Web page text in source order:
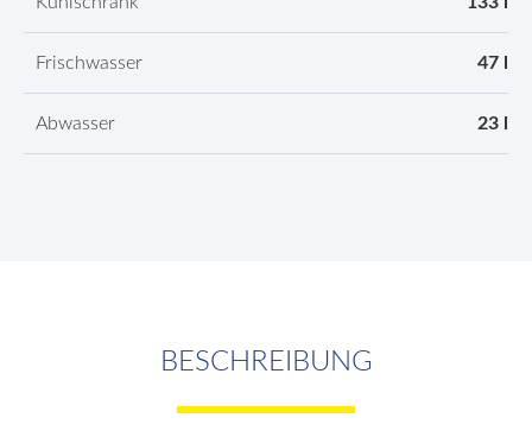
Frischwasser 47 l
Abwasser 23 l
BESCHREIBUNG